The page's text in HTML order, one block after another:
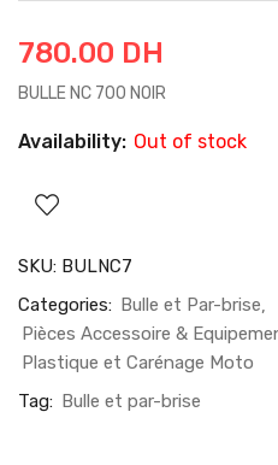
780.00 DH
BULLE NC 700 NOIR
Availability: Out of stock
SKU: BULNC7
Categories: Bulle et Par-brise
Pièces Accessoire &
Plastique et Carénage Moto
Tag: Bulle et par-brise